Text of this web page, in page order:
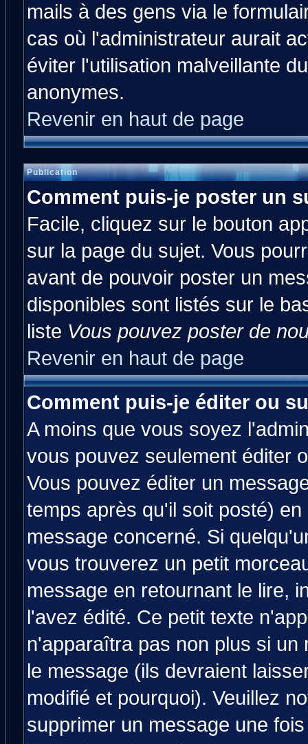
mails à des gens via le
cas où l'administrateur aurait
éviter l'utilisation malveillante
anonymes.
Revenir en haut de page
Publication
Comment puis-je poster un
Facile, cliquez sur le bouton
sur la page du sujet. Vous
avant de pouvoir poster un
disponibles sont listés sur le
liste Vous pouvez poster de
Revenir en haut de page
Comment puis-je éditer ou
A moins que vous soyez
vous pouvez seulement éditer
Vous pouvez éditer un
temps après qu'il soit posté)
message concerné. Si
vous trouverez un petit
message en retournant le lire,
l'avez édité. Ce petit texte
n'apparaîtra pas non plus si
le message (ils devraient
modifié et pourquoi). Veuillez
supprimer un message une